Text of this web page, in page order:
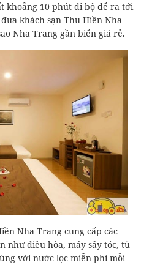
khoảng 10 phút đi bộ để ra tới
khách sạn Thu Hiền Nha
Nha Trang gần biển giá rẻ.
Nha Trang cung cấp các
như điều hòa, máy sấy tóc, tủ
với nước lọc miễn phí mỗi